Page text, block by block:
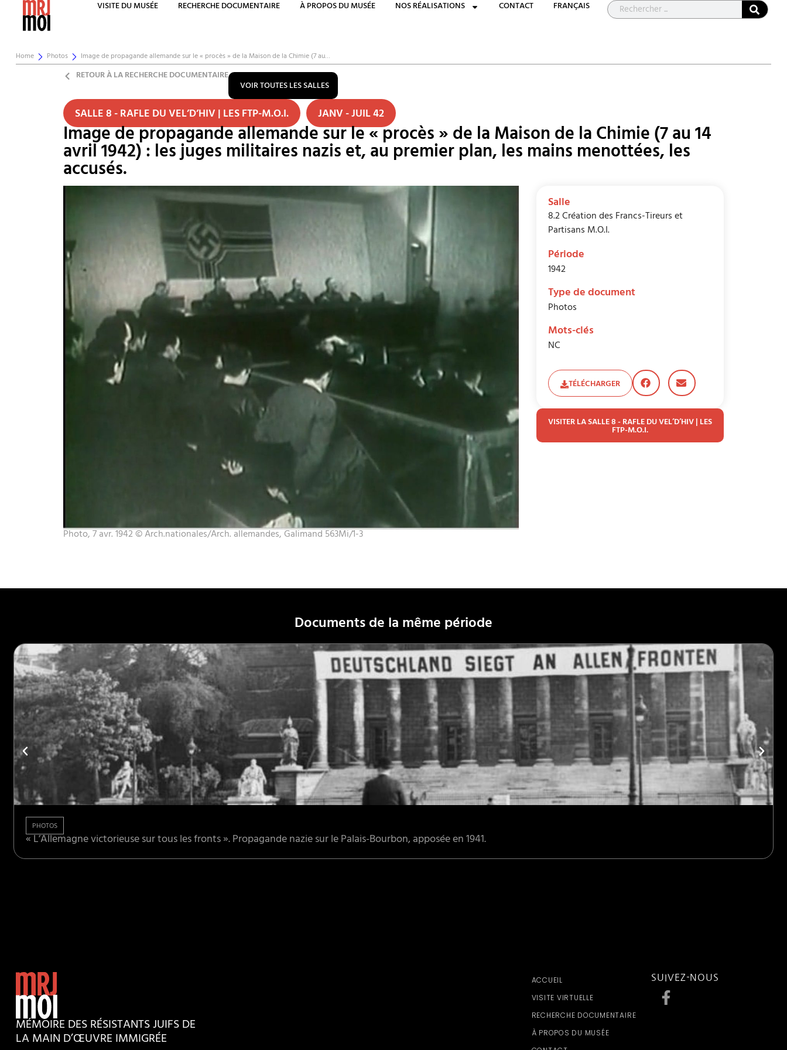
VISITE DU MUSÉE RECHERCHE DOCUMENTAIRE À PROPOS DU MUSÉE NOS RÉALISATIONS CONTACT FRANÇAIS
Home Photos Image de propagande allemande sur le « procès » de la Maison de la Chimie (7 au…
RETOUR À LA RECHERCHE DOCUMENTAIRE
VOIR TOUTES LES SALLES
SALLE 8 - RAFLE DU VEL’D’HIV | LES FTP-M.O.I. JANV - JUIL 42
Image de propagande allemande sur le « procès » de la Maison de la Chimie (7 au 14
avril 1942) : les juges militaires nazis et, au premier plan, les mains menottées, les
accusés.
Photo, 7 avr. 1942 © Arch.nationales/Arch. allemandes, Galimand 563Mi/1-3
Salle
8.2 Création des Francs-Tireurs et
Partisans M.O.I.
Période
1942
Type de document
Photos
Mots-clés
NC
TÉLÉCHARGER
VISITER LA SALLE 8 - RAFLE DU VEL’D’HIV | LES
FTP-M.O.I.
Documents de la même période
PHOTOS
« L’Allemagne victorieuse sur tous les fronts ». Propagande nazie sur le Palais-Bourbon, apposée en 1941.
MÉMOIRE DES RÉSISTANTS JUIFS DE
LA MAIN D’ŒUVRE IMMIGRÉE
ACCUEIL
VISITE VIRTUELLE
RECHERCHE DOCUMENTAIRE
À PROPOS DU MUSÉE
SUIVEZ-NOUS